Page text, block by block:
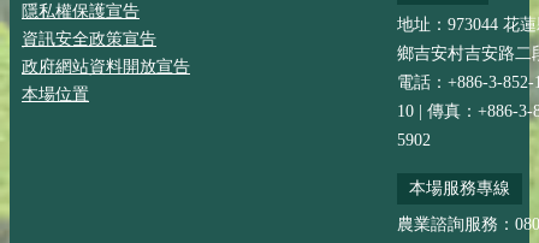
隱私權保護宣告
資訊安全政策宣告
政府網站資料開放宣告
本場位置
地址：973044 花
鄉吉安村吉安路二
電話：+886-3-852-
10 | 傳真：+886-3-
5902
本場服務專線
農業諮詢服務：